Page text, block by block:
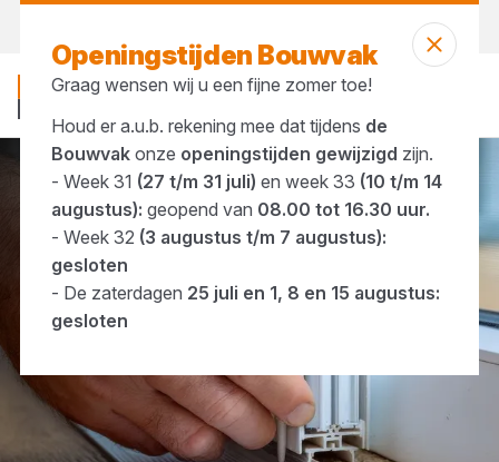
Merken Holonite
Openingstijden Bouwvak
Graag wensen wij u een fijne zomer toe!
Houd er a.u.b. rekening mee dat tijdens de
Bouwvakonze openingstijden gewijzigd zijn.
- Week 31 (27 t/m 31 juli) en week 33 (10 t/m 14
augustus): geopend van 08.00 tot 16.30 uur.
- Week 32 (3 augustus t/m 7 augustus):
gesloten
- De zaterdagen 25 juli en 1, 8 en 15 augustus:
gesloten